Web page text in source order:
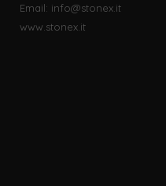
Email: info@stonex.it
www.stonex.it